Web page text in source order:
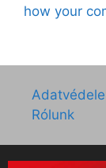
how your
Rólunk